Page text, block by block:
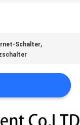
Schalter,